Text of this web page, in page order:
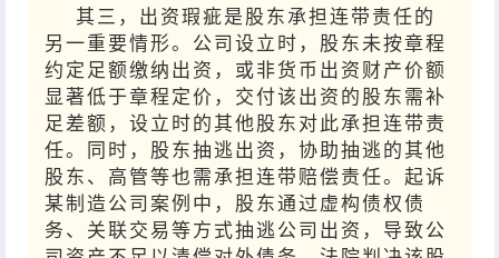
其三，出资瑕疵是股东承担连带责任的
另一重要情形。公司设立时，股东未按章程
约定足额缴纳出资，或非货币出资财产价额
显著低于章程定价，交付该出资的股东需补
足差额，设立时的其他股东对此承担连带责
任。同时，股东抽逃出资，协助抽逃的其他
股东、高管等也需承担连带赔偿责任。起诉
某制造公司案例中，股东通过虚构债权债
务、关联交易等方式抽逃公司出资，导致公